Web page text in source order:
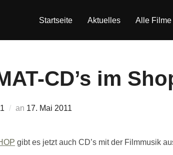
Startseite Aktuelles Alle Filme
CD’s im
an Veröffentlicht
17. Mai 2011
gibt es jetzt auch CD’s mit der Filmmusik